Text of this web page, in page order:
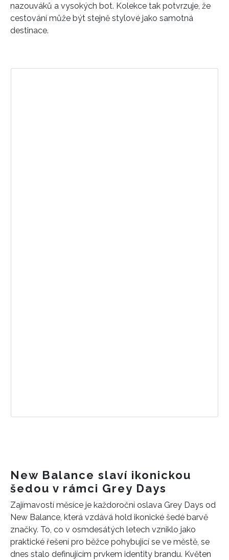
Přihlášením k newsletteru souhlasíte s
Obchodními
podmínkami společnosti BurdaMedia Extra s.r.o.
nazouváků a vysokých bot. Kolekce tak potvrzuje, že
cestování může být stejně stylové jako samotná
destinace.
New Balance slaví ikonickou
šedou v rámci Grey Days
Zajímavostí měsíce je každoroční oslava Grey Days od
New Balance, která vzdává hold ikonické šedé barvě
značky. To, co v osmdesátých letech vzniklo jako
praktické řešení pro běžce pohybující se ve městě, se
dnes stalo definujícím prvkem identity brandu. Květen